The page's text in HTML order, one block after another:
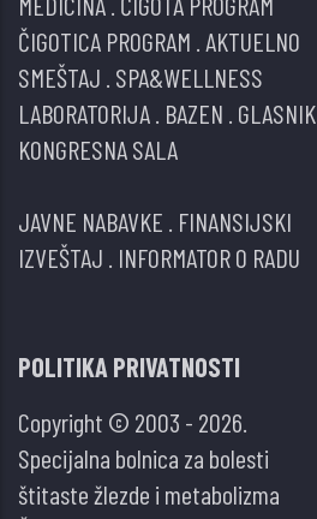
ČIGOTICA PROGRAM AKTUELNO
SMEŠTAJ SPA&WELLNESS
LABORATORIJA BAZEN GLASNIK
KONGRESNA SALA
JAVNE NABAVKE FINANSIJSKI
IZVEŠTAJ INFORMATOR O RADU
POLITIKA PRIVATNOSTI
Copyright © 2003 - 2026.
Specijalna bolnica za bolesti
štitaste žlezde i metabolizma